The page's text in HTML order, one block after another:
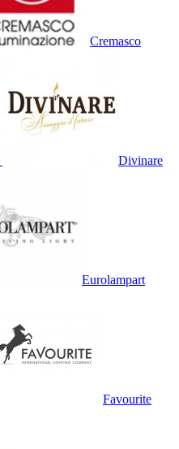
Cremasco
Divinare
Eurolampart
Favourite